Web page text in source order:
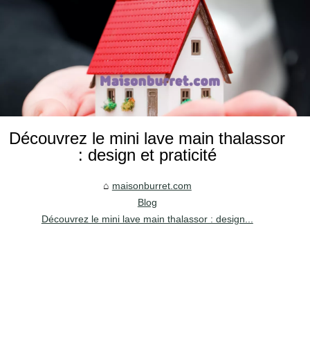
Découvrez le mini lave main thalassor
: design et praticité
maisonburret.com
Blog
Découvrez le mini lave main thalassor : design...